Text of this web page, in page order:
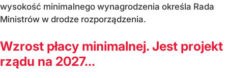
wysokość minimalnego wynagrodzenia określa Rada
Ministrów w drodze rozporządzenia.
Wzrost płacy minimalnej. Jest projekt
rządu na 2027...